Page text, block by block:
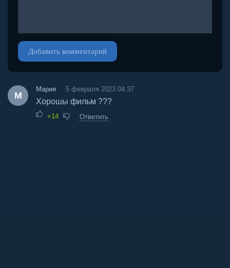
Добавить комментарий
М
Мария 5 февраля 2023 04:37
Хорошы фильм ???
+14 Ответить